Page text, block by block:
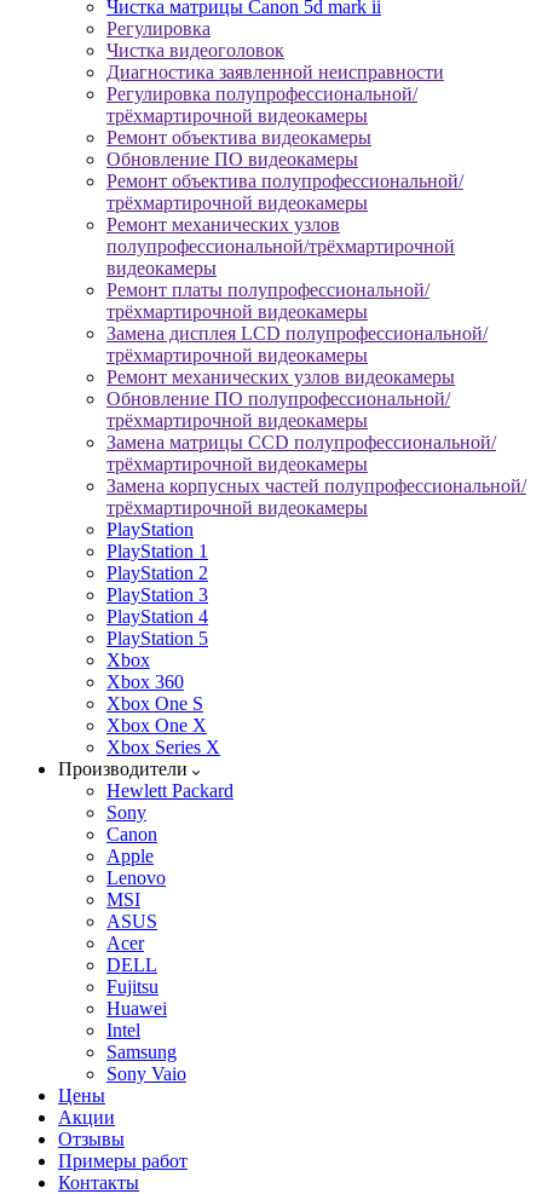
Чистка матрицы Canon 5d mark ii
Регулировка
Чистка видеоголовок
Диагностика заявленной неисправности
Регулировка полупрофессиональной/
трёхмартирочной видеокамеры
Ремонт объектива видеокамеры
Обновление ПО видеокамеры
Ремонт объектива полупрофессиональной/
трёхмартирочной видеокамеры
Ремонт механических узлов
полупрофессиональной/трёхмартирочной
видеокамеры
Ремонт платы полупрофессиональной/
трёхмартирочной видеокамеры
Замена дисплея LCD полупрофессиональной/
трёхмартирочной видеокамеры
Ремонт механических узлов видеокамеры
Обновление ПО полупрофессиональной/
трёхмартирочной видеокамеры
Замена матрицы CCD полупрофессиональной/
трёхмартирочной видеокамеры
Замена корпусных частей полупрофессиональной/
трёхмартирочной видеокамеры
PlayStation
PlayStation 1
PlayStation 2
PlayStation 3
PlayStation 4
PlayStation 5
Xbox
Xbox 360
Xbox One S
Xbox One X
Xbox Series X
Производители
Hewlett Packard
Sony
Canon
Apple
Lenovo
MSI
ASUS
Acer
DELL
Fujitsu
Huawei
Intel
Samsung
Sony Vaio
Цены
Акции
Отзывы
Примеры работ
Контакты